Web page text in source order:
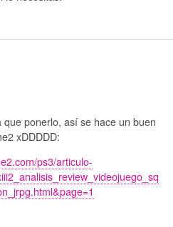
ponerlo, así se hace un buen
xDDDDD:
ps3/articulo-